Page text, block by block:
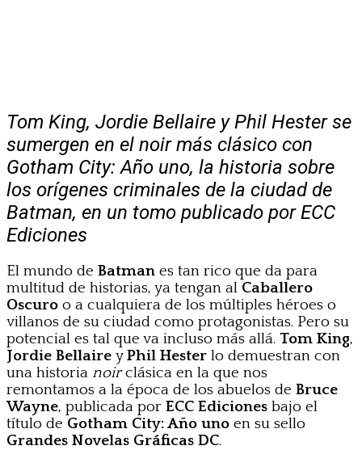
Tom King, Jordie Bellaire y Phil Hester se
sumergen en el noir más clásico con
Gotham City: Año uno, la historia sobre
los orígenes criminales de la ciudad de
Batman, en un tomo publicado por ECC
Ediciones
El mundo de Batman es tan rico que da para
multitud de historias, ya tengan al Caballero
Oscuro o a cualquiera de los múltiples héroes o
villanos de su ciudad como protagonistas. Pero su
potencial es tal que va incluso más allá. Tom King,
Jordie Bellaire yPhil Hester lo demuestran con
una historia noirclásica en la que nos
remontamos a la época de los abuelos de Bruce
Wayne, publicada por ECC Ediciones bajo el
título de Gotham City: Año uno en su sello
Grandes Novelas Gráficas DC.